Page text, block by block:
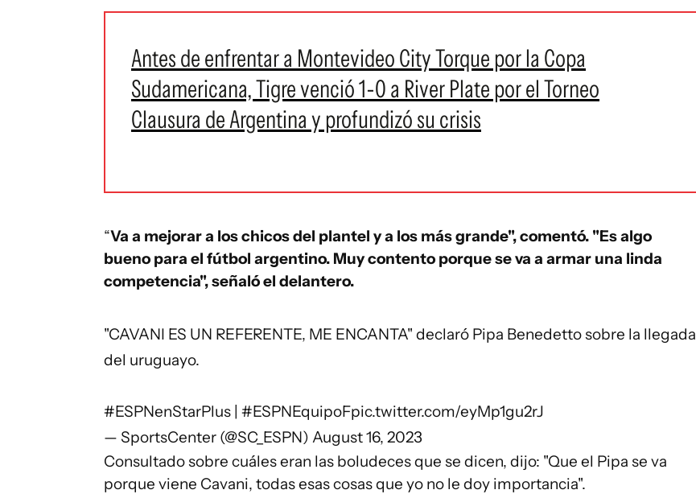
Antes de enfrentar a Montevideo City Torque por la Copa
Sudamericana, Tigre venció 1-0 a River Plate por el Torneo
Clausura de Argentina y profundizó su crisis
“Va a mejorar a los chicos del plantel y a los más grande", comentó. "Es algo
bueno para el fútbol argentino. Muy contento porque se va a armar una linda
competencia", señaló el delantero.
"CAVANI ES UN REFERENTE, ME ENCANTA" declaró Pipa Benedetto sobre la llegada
del uruguayo.
#ESPNenStarPlus #ESPNEquipoFpic.twitter.com/eyMp1gu2rJ
— SportsCenter (@SC_ESPN) August 16, 2023
Consultado sobre cuáles eran las boludeces que se dicen, dijo: "Que el Pipa se va
porque viene Cavani, todas esas cosas que yo no le doy importancia".